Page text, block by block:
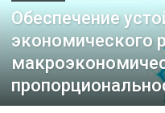
Обеспечение
экономического